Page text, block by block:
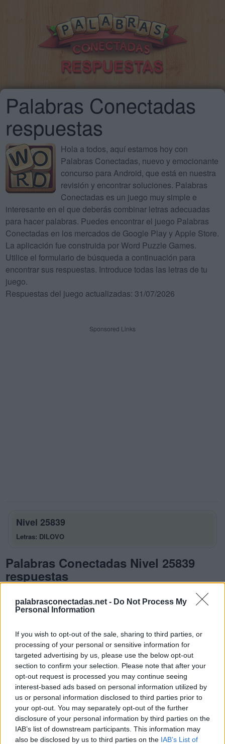
palabrasconectadas.net - Do Not Process My
Personal Information
If you wish to opt-out of the sale, sharing to third parties, or
processing of your personal or sensitive information for
targeted advertising by us, please use the below opt-out
section to confirm your selection. Please note that after your
opt-out request is processed you may continue seeing
interest-based ads based on personal information utilized by
us or personal information disclosed to third parties prior to
your opt-out. You may separately opt-out of the further
disclosure of your personal information by third parties on the
IAB’s list of downstream participants. This information may
also be disclosed by us to third parties on the IAB’s List of
Palabras Conectadas
respuestas
Hola a todos, aquí estamos hoy con
Palabras Conectadas, nuevo y emocionante
concurso para Android, que está en nuestra
revisión y encontrar soluciones. Palabras
Conectadas es un juego muy simple e
interesante en el que deberás combinar letras adecuadas
para hacer palabras. Puedes encontrar el juego Palabras
Conectadas en los mercados de Google Play y Apple Store.
La aplicación fue construida por Word Puzzle Games.
Utilice el formulario de búsqueda a continuación para
encontrar sus respuestas. Introduce todas las letras de tu
juego.
Respuestas del juego actualizadas: 31/07/2026
Sponsored Links
Nivel 25839
Letras: DILOVO
Palabras Conectadas Nivel 25839
respuestas
D
I L
O
D
I V
O
D
O L
O
L
O D
O
V
I L
O
O
L D
O
O
L V I D
O
Palabras extra: